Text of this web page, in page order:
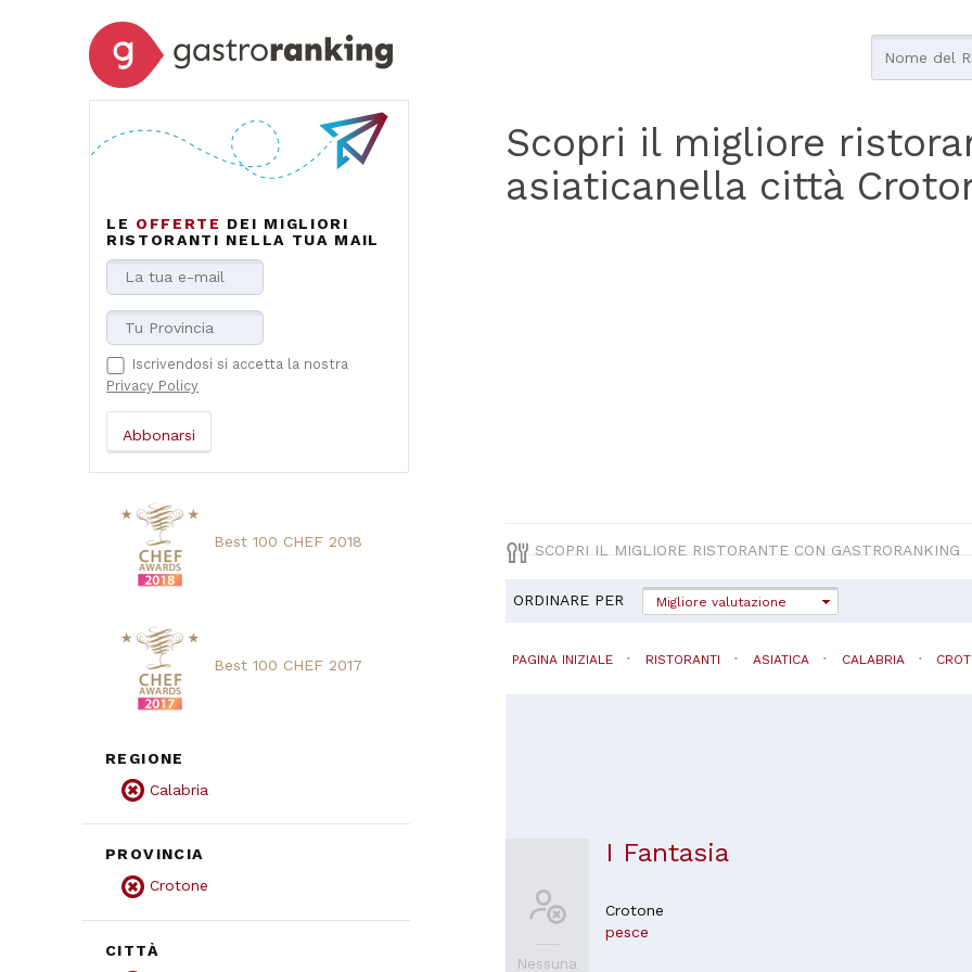
LE OFFERTE DEI MIGLIORI
RISTORANTI NELLA TUA MAIL
Iscrivendosi si accetta la nostra
Privacy Policy
Best 100 CHEF 2018
Best 100 CHEF 2017
REGIONE
Calabria
PROVINCIA
Crotone
CITTÀ
Scopri il migliore
asiaticanella città
SCOPRI IL MIGLIORE RISTORANTE CON GASTRORANKING
ORDINARE PER Migliore valutazione
PAGINA INIZIALE RISTORANTI ASIATICA CALABRIA
Nessuna
I Fantasia
Crotone
pesce